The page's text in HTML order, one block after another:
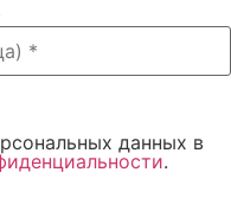
данных в
.